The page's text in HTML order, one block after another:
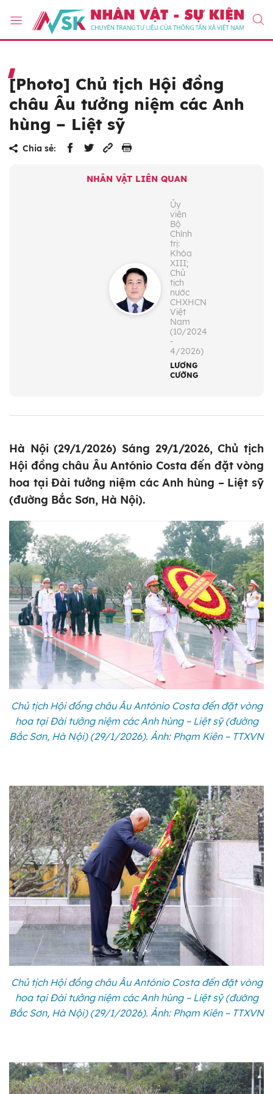
[Photo] Chủ tịch Hội đồng
châu Âu tưởng niệm các Anh
hùng – Liệt sỹ
Chia sẻ:
NHÂN VẬT LIÊN QUAN
Ủy
viên
Bộ
Chính
trị:
Khóa
XIII;
Chủ
tịch
nước
CHXHCN
Việt
Nam
(10/2024
-
4/2026)
LƯƠNG
CƯỜNG
Hà Nội (29/1/2026) Sáng 29/1/2026, Chủ tịch
Hội đồng châu Âu António Costa đến đặt vòng
hoa tại Đài tưởng niệm các Anh hùng – Liệt sỹ
(đường Bắc Sơn, Hà Nội).
Chủ tịch Hội đồng châu Âu António Costa đến đặt vòng
hoa tại Đài tưởng niệm các Anh hùng – Liệt sỹ (đường
Bắc Sơn, Hà Nội) (29/1/2026). Ảnh: Phạm Kiên – TTXVN
Chủ tịch Hội đồng châu Âu António Costa đến đặt vòng
hoa tại Đài tưởng niệm các Anh hùng – Liệt sỹ (đường
Bắc Sơn, Hà Nội) (29/1/2026). Ảnh: Phạm Kiên – TTXVN